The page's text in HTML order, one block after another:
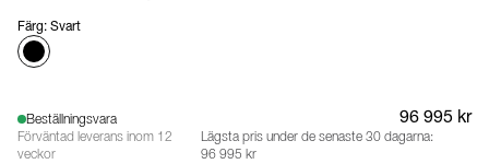
Färg: Svart
Beställningsvara
Förväntad leverans inom 12
veckor
96 995 kr
Lägsta pris under de senaste 30 dagarna:
96 995 kr